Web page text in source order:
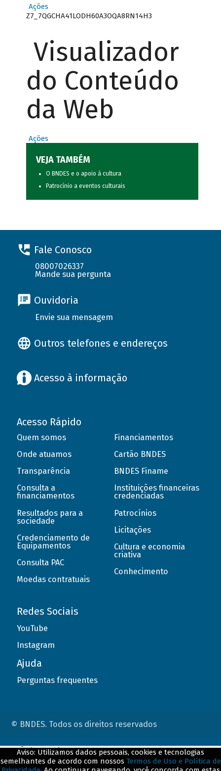
Ações
Z7_7QGCHA41LODH60A3OQA8RN14H3
Visualizador
do Conteúdo
da Web
Ações
VEJA TAMBÉM
O BNDES e o apoio à cultura
Patrocínio a eventos culturais
Fale Conosco
08007026337
Mande sua pergunta
Ouvidoria
Envie sua mensagem
Outros telefones e endereços
Acesso à informação
Acesso Rápido
Quem somos
Onde atuamos
Transparência
Consulta a
financiamentos
Resultados para a
sociedade
Credenciamento de
Equipamentos
Consulta PAC
Moedas contratuais
Financiamentos
Cartão BNDES
BNDES Finame
Instituições financeiras
credenciadas
Patrocínios
Licitações
Cultura e economia
criativa
Conhecimento
Redes Sociais
YouTube
Instagram
Ajuda
Perguntas frequentes
© BNDES. Todos os direitos reservados
Aviso: Utilizamos dados pessoais, cookies e tecnologias
semelhantes de acordo com nossos Termos de Uso e Política de
ConteÃºdo complementar
${title}${badge}